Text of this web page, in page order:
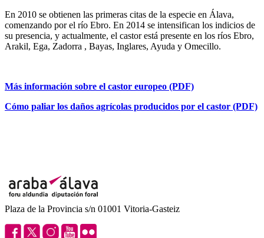
En 2010 se obtienen las primeras citas de la especie en Álava,
comenzando por el río Ebro. En 2014 se intensifican los indicios de
su presencia, y actualmente, el castor está presente en los ríos Ebro,
Arakil, Ega, Zadorra , Bayas, Inglares, Ayuda y Omecillo.
Más información sobre el castor europeo (PDF)
Cómo paliar los daños agrícolas producidos por el castor (PDF)
Plaza de la Provincia s/n 01001 Vitoria-Gasteiz